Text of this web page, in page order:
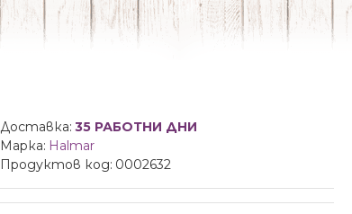
Доставка: 35 РАБОТНИ ДНИ
Марка: Halmar
Продуктов код: 0002632